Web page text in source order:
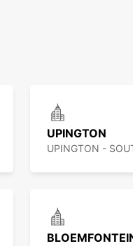
UPINGTON
UPINGTON -